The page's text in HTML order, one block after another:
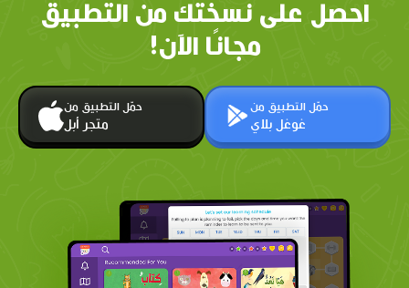
احصل على نسختك من التطبيق
مجانًا الآن!
حمّل التطبيق من
متجر أبل
حمّل التطبيق من
غوغل بلاي